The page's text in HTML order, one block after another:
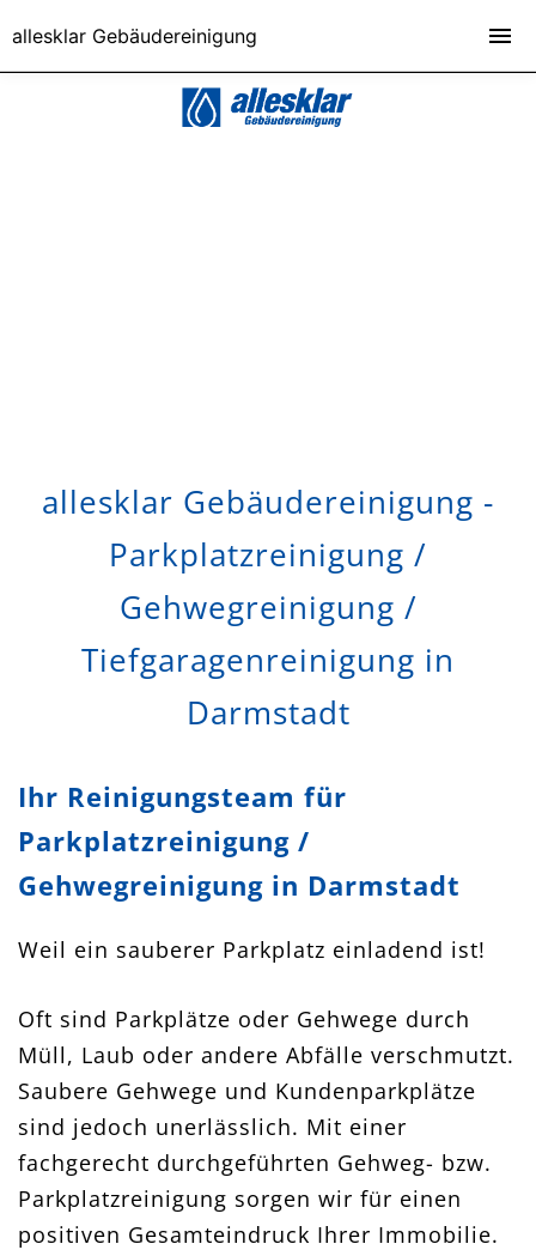
allesklar Gebäudereinigung -
Parkplatzreinigung /
Gehwegreinigung /
Tiefgaragenreinigung in
Darmstadt
Ihr Reinigungsteam für
Parkplatzreinigung /
Gehwegreinigung in Darmstadt
Weil ein sauberer Parkplatz einladend ist!
Oft sind Parkplätze oder Gehwege durch
Müll, Laub oder andere Abfälle verschmutzt.
Saubere Gehwege und Kundenparkplätze
sind jedoch unerlässlich. Mit einer
fachgerecht durchgeführten Gehweg- bzw.
Parkplatzreinigung sorgen wir für einen
positiven Gesamteindruck Ihrer Immobilie.
allesklar Gebäudereinigung